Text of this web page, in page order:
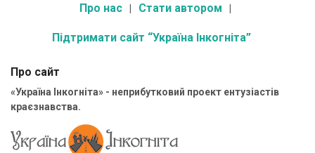
Про нас Стати автором
Підтримати сайт “Україна Інкогніта”
Про сайт
«Україна Інкогніта» - неприбутковий проект ентузіастів
краєзнавства.